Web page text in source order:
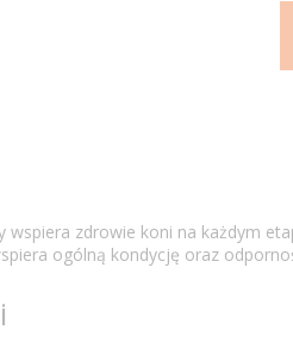
zdrowie koni na każdym
ogólną kondycję oraz